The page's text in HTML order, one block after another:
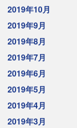
2019年10月
2019年9月
2019年8月
2019年7月
2019年6月
2019年5月
2019年4月
2019年3月